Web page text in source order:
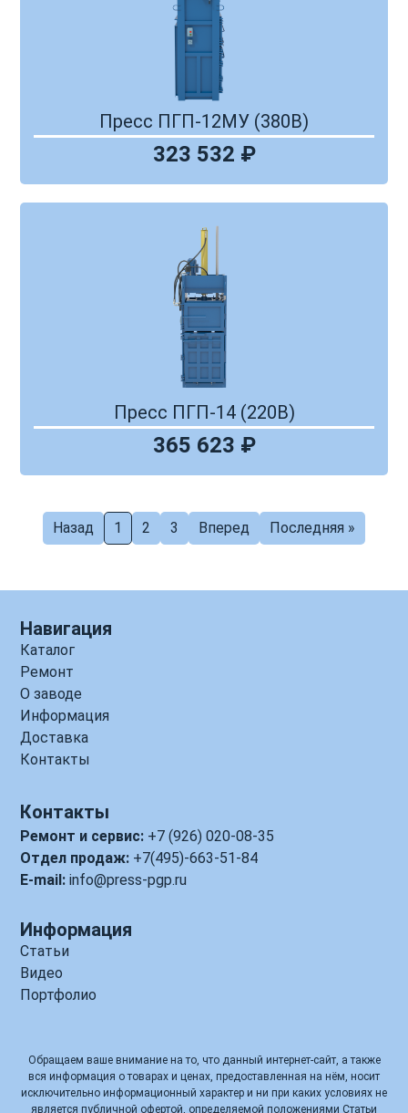
Пресс ПГП-12МУ (380В)
323 532 ₽
Пресс ПГП-14 (220В)
365 623 ₽
Назад 1 2 3 Вперед Последняя »
Навигация
Каталог
Ремонт
О заводе
Информация
Доставка
Контакты
Контакты
Ремонт и сервис: +7 (926) 020-08-35
Отдел продаж: +7(495)-663-51-84
E-mail: info@press-pgp.ru
Информация
Статьи
Видео
Портфолио
Обращаем ваше внимание на то, что данный интернет-сайт, а также
вся информация о товарах и ценах, предоставленная на нём, носит
исключительно информационный характер и ни при каких условиях не
является публичной офертой, определяемой положениями Статьи